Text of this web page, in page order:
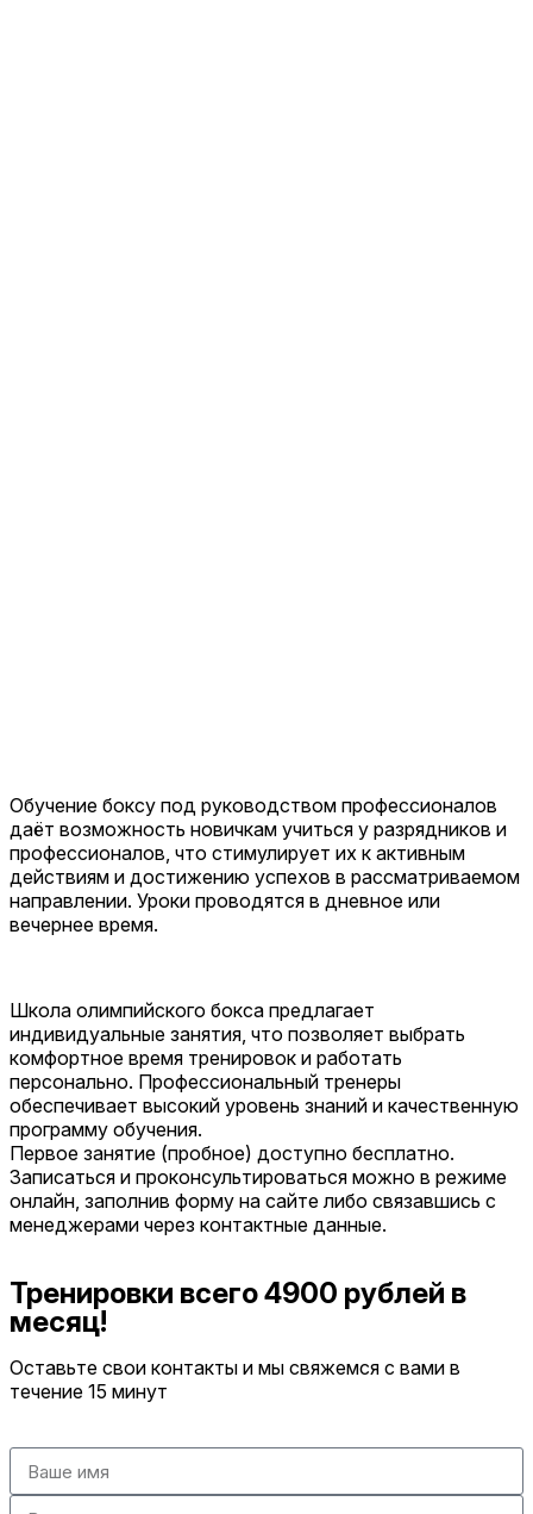
Обучение боксу под руководством профессионалов
даёт возможность новичкам учиться у разрядников и
профессионалов, что стимулирует их к активным
действиям и достижению успехов в рассматриваемом
направлении. Уроки проводятся в дневное или
вечернее время.
Школа олимпийского бокса предлагает
индивидуальные занятия, что позволяет выбрать
комфортное время тренировок и работать
персонально. Профессиональный тренеры
обеспечивает высокий уровень знаний и качественную
программу обучения.
Первое занятие (пробное) доступно бесплатно.
Записаться и проконсультироваться можно в режиме
онлайн, заполнив форму на сайте либо связавшись с
менеджерами через контактные данные.
Тренировки всего 4900 рублей в
месяц!
Оставьте свои контакты и мы свяжемся с вами в
течение 15 минут